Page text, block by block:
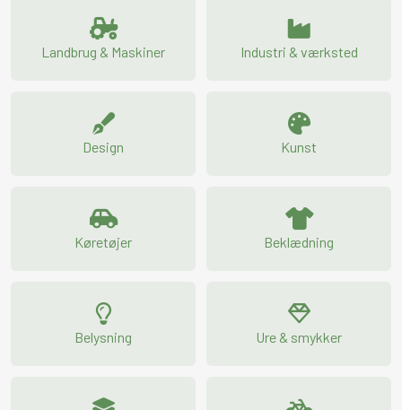
Landbrug & Maskiner Industri & værksted
Design Kunst
Køretøjer Beklædning
Belysning Ure & smykker